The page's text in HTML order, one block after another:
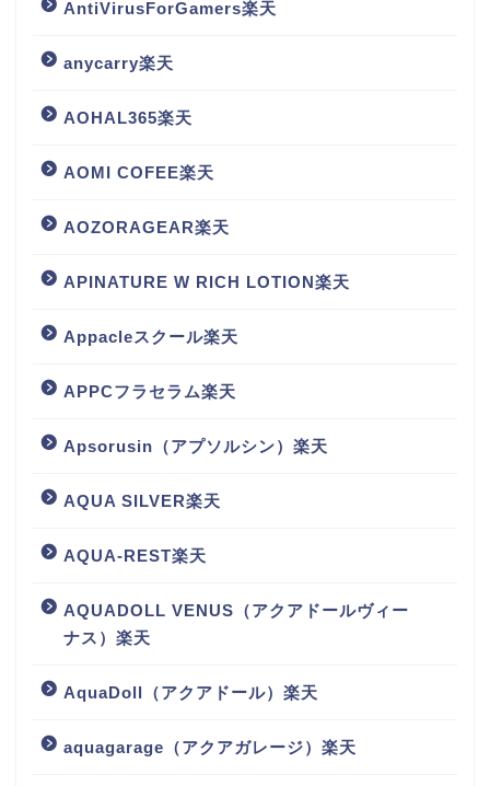
AntiVirusForGamers楽天
anycarry楽天
AOHAL365楽天
AOMI COFEE楽天
AOZORAGEAR楽天
APINATURE W RICH LOTION楽天
Appacleスクール楽天
APPCフラセラム楽天
Apsorusin（アプソルシン）楽天
AQUA SILVER楽天
AQUA-REST楽天
AQUADOLL VENUS（アクアドールヴィー
ナス）楽天
AquaDoll（アクアドール）楽天
aquagarage（アクアガレージ）楽天